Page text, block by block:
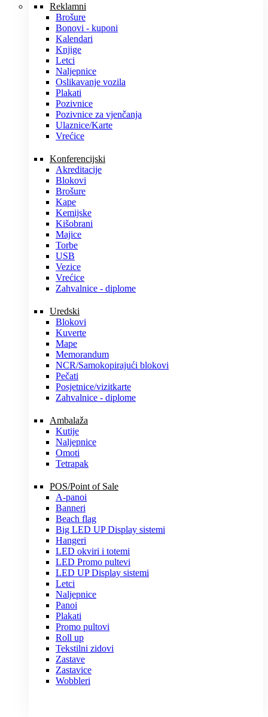
Reklamni
Brošure
Bonovi - kuponi
Kalendari
Knjige
Letci
Naljepnice
Oslikavanje vozila
Plakati
Pozivnice
Pozivnice za vjenčanja
Ulaznice/Karte
Vrećice
Konferencijski
Akreditacije
Blokovi
Brošure
Kape
Kemijske
Kišobrani
Majice
Torbe
USB
Vezice
Vrećice
Zahvalnice - diplome
Uredski
Blokovi
Kuverte
Mape
Memorandum
NCR/Samokopirajući blokovi
Pečati
Posjetnice/vizitkarte
Zahvalnice - diplome
Ambalaža
Kutije
Naljepnice
Omoti
Tetrapak
POS/Point of Sale
A-panoi
Banneri
Beach flag
Big LED UP Display sistemi
Hangeri
LED okviri i totemi
LED Promo pultevi
LED UP Display sistemi
Letci
Naljepnice
Panoi
Plakati
Promo pultovi
Roll up
Tekstilni zidovi
Zastave
Zastavice
Wobbleri